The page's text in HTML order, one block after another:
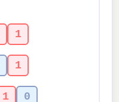
1
1
1 0